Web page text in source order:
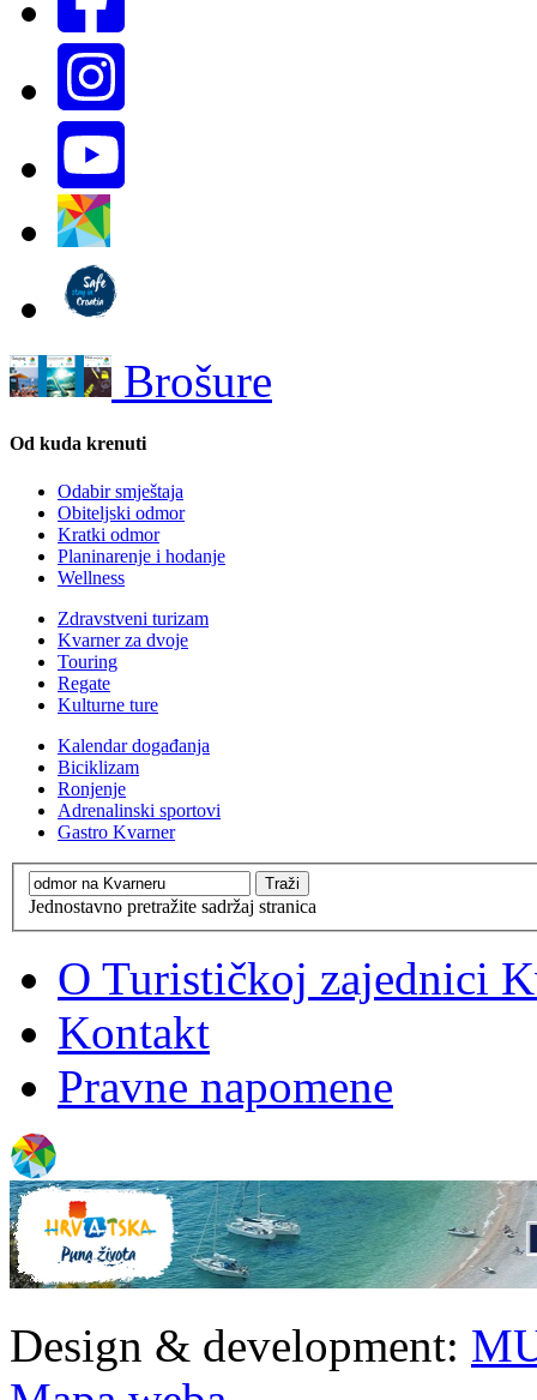
Brošure
Od kuda krenuti
Odabir smještaja
Obiteljski odmor
Kratki odmor
Planinarenje i hodanje
Wellness
Zdravstveni turizam
Kvarner za dvoje
Touring
Regate
Kulturne ture
Kalendar događanja
Biciklizam
Ronjenje
Adrenalinski sportovi
Gastro Kvarner
Jednostavno pretražite sadržaj stranica
O Turističkoj zajednici
Kontakt
Pravne napomene
Design & development: